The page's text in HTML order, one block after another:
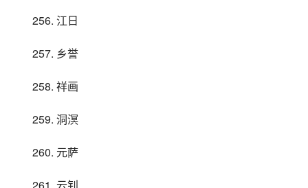
256. 江日
257. 乡誉
258. 祥画
259. 洞溟
260. 元萨